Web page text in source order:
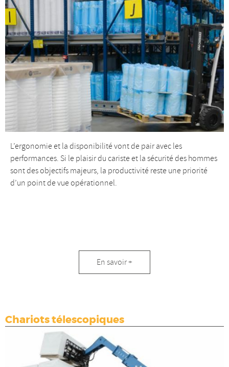
L’ergonomie et la disponibilité vont de pair avec les
performances. Si le plaisir du cariste et la sécurité des hommes
sont des objectifs majeurs, la productivité reste une priorité
d’un point de vue opérationnel.
En savoir +
Chariots télescopiques